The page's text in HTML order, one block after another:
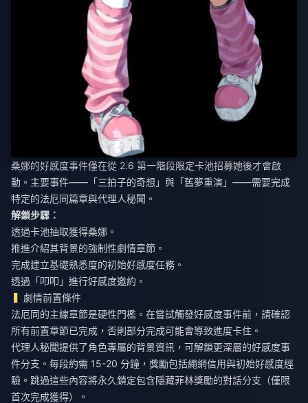
桑娜的好感度事件僅在從 2.6 第一階段限定卡池招募她後才會啟
動。主要事件——「三拍子的奇想」與「舊夢重演」——需要完成
特定的法厄同篇章與代理人秘聞。
解鎖步驟：
透過卡池抽取獲得桑娜。
推進介紹其背景的強制性劇情章節。
完成建立基礎熟悉度的初始好感度任務。
透過「叩叩」進行好感度邀約。
劇情前置條件
法厄同的主線章節是硬性門檻。在嘗試觸發好感度事件前，請確認
所有前置章節已完成，否則部分完成可能會導致進度卡住。
代理人秘聞提供了角色專屬的背景資訊，可解鎖更深層的好感度事
件分支。每段約需 15-20 分鐘，獎勵包括繩網信用與初始好感度經
驗。跳過這些內容將永久鎖定包含隱藏菲林獎勵的對話分支（僅限
首次完成獲得）。